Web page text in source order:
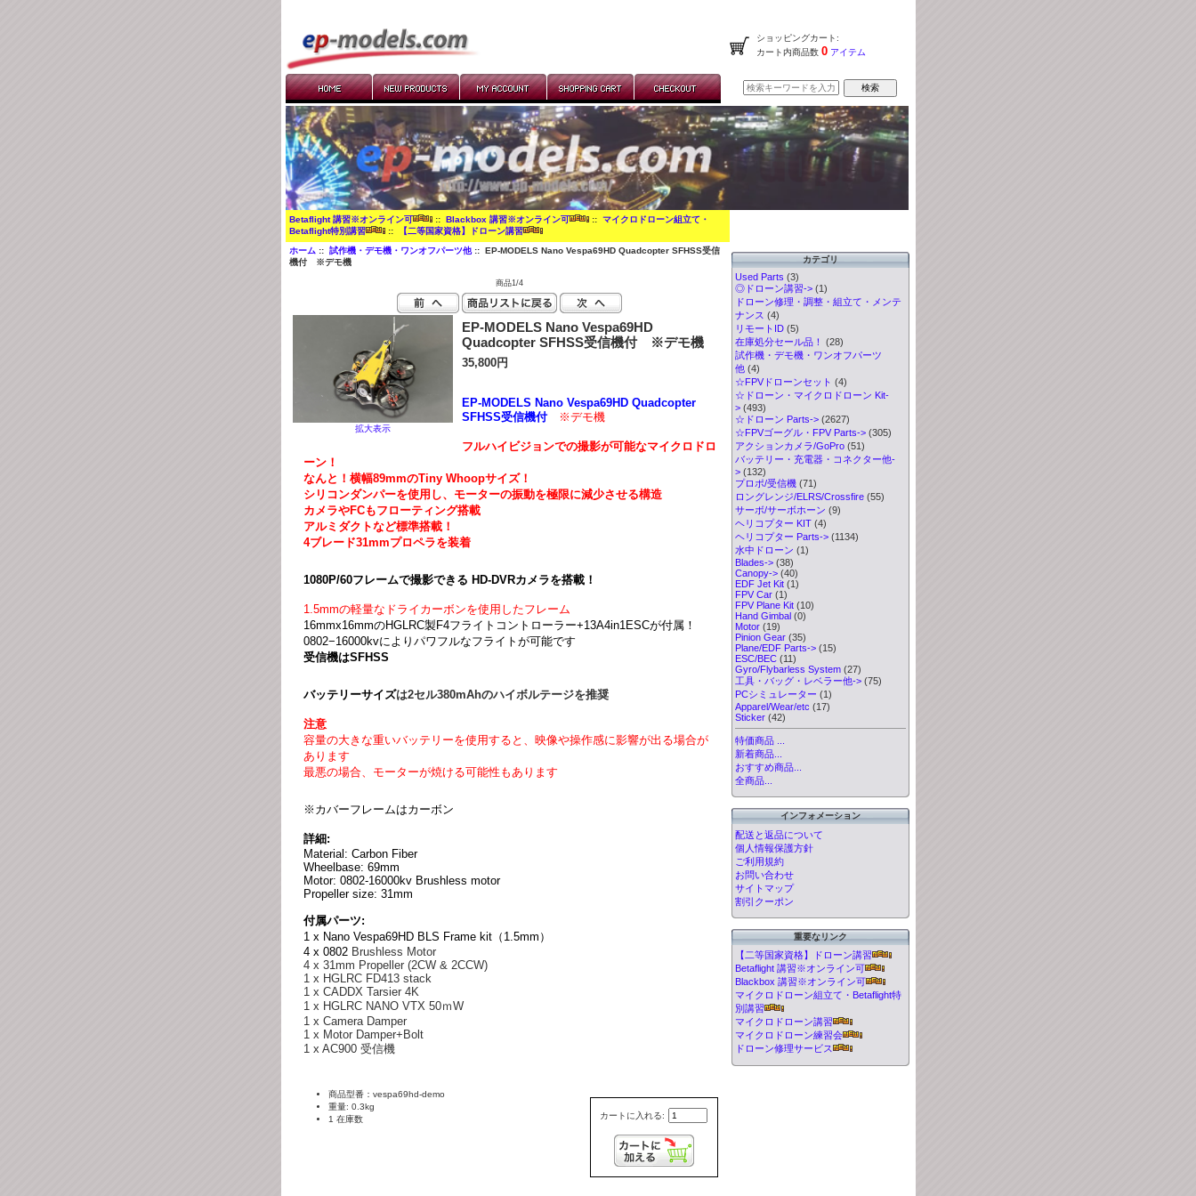
ショッピングカート:
カート内商品数 0アイテム
Betaflight 講習※オンライン可 ::Blackbox 講習※オンライン可 ::マイクロドローン組立て・
Betaflight特別講習
:: 【二等国家資格】ドローン講習
ホーム ::試作機・デモ機・ワンオフパーツ他:: EP-MODELS Nano Vespa69HD Quadcopter SFHSS受信
機付 ※デモ機
商品1/4
拡大表示
EP-MODELS Nano Vespa69HD
Quadcopter SFHSS受信機付 ※デモ機
35,800円
EP-MODELS Nano Vespa69HD Quadcopter
SFHSS受信機付
※デモ機
フルハイビジョンでの撮影が可能なマイクロドロ
ーン！
なんと！横幅89mmのTiny Whoopサイズ！
シリコンダンパーを使用し、モーターの振動を極限に減少させる構造
カメラやFCもフローティング搭載
アルミダクトなど標準搭載！
4ブレード31mmプロペラを装着
1080P/60フレームで撮影できる HD-DVRカメラを搭載！
1.5mmの軽量なドライカーボンを使用したフレーム
16mmx16mmのHGLRC製F4フライトコントローラー+13A4in1ESCが付属！
0802−16000kvによりパワフルなフライトが可能です
受信機はSFHSS
バッテリーサイズは2セル380mAhのハイボルテージを推奨
注意
容量の大きな重いバッテリーを使用すると、映像や操作感に影響が出る場合が
あります
最悪の場合、モーターが焼ける可能性もあります
※カバーフレームはカーボン
詳細:
Material: Carbon Fiber
Wheelbase: 69mm
Motor: 0802-16000kv Brushless motor
Propeller size: 31mm
付属パーツ:
1 x Nano Vespa69HD BLS Frame kit（1.5mm）
4 x 0802Brushless Motor
4 x 31mm Propeller (2CW & 2CCW)
1 x HGLRC FD413 stack
1 x CADDX Tarsier 4K
1 x HGLRC NANO VTX 50ｍW
1 x Camera Damper
1 x Motor Damper+Bolt
1 x AC900 受信機
カートに入れる:
商品型番：vespa69hd-demo
重量: 0.3kg
1 在庫数
カテゴリ
Used Parts (3)
◎ドローン講習->(1)
ドローン修理・調整・組立て・メンテ
ナンス (4)
リモートID(5)
在庫処分セール品！
(28)
試作機・デモ機・ワンオフパーツ
他(4)
☆FPVドローンセット (4)
☆ドローン・マイクロドローン Kit-
>(493)
☆ドローン Parts->(2627)
☆FPVゴーグル・FPV Parts->(305)
アクションカメラ/GoPro(51)
バッテリー・充電器・コネクター他-
>(132)
プロポ/受信機(71)
ロングレンジ/ELRS/Crossfire(55)
サーボ/サーボホーン (9)
ヘリコプター KIT(4)
ヘリコプター Parts->(1134)
水中ドローン (1)
Blades->(38)
Canopy->(40)
EDF Jet Kit(1)
FPV Car(1)
FPV Plane Kit(10)
Hand Gimbal(0)
Motor(19)
Pinion Gear(35)
Plane/EDF Parts->(15)
ESC/BEC(11)
Gyro/Flybarless System(27)
工具・バッグ・レベラー他->(75)
PCシミュレーター (1)
Apparel/Wear/etc (17)
Sticker(42)
特価商品 ...
新着商品...
おすすめ商品...
全商品...
インフォメーション
配送と返品について
個人情報保護方針
ご利用規約
お問い合わせ
サイトマップ
割引クーポン
重要なリンク
【二等国家資格】ドローン講習
Betaflight 講習※オンライン可
Blackbox 講習※オンライン可
マイクロドローン組立て・Betaflight特
別講習
マイクロドローン講習
マイクロドローン練習会
ドローン修理サービス